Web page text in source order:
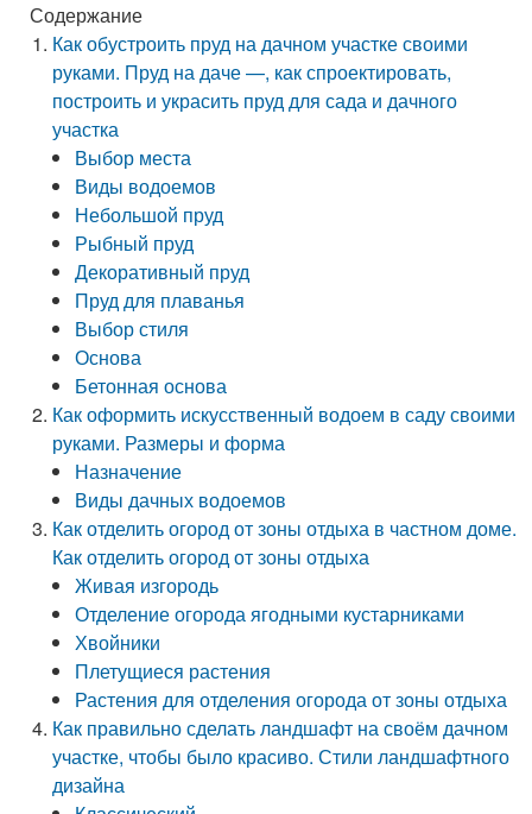
Содержание
Как обустроить пруд на дачном участке своими
руками. Пруд на даче —, как спроектировать,
построить и украсить пруд для сада и дачного
участка
Выбор места
Виды водоемов
Небольшой пруд
Рыбный пруд
Декоративный пруд
Пруд для плаванья
Выбор стиля
Основа
Бетонная основа
Как оформить искусственный водоем в саду своими
руками. Размеры и форма
Назначение
Виды дачных водоемов
Как отделить огород от зоны отдыха в частном доме.
Как отделить огород от зоны отдыха
Живая изгородь
Отделение огорода ягодными кустарниками
Хвойники
Плетущиеся растения
Растения для отделения огорода от зоны отдыха
Как правильно сделать ландшафт на своём дачном
участке, чтобы было красиво. Стили ландшафтного
дизайна